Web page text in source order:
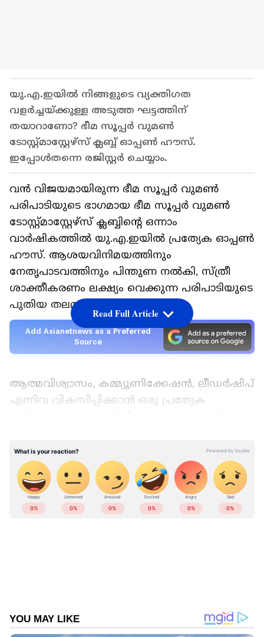
യു.എ.ഇയിൽ നിങ്ങളുടെ വ്യക്തി​ഗത
വളർച്ചയ്ക്കുള്ള അടുത്ത ഘട്ടത്തിന്
തയാറാണോ? ഭീമ സൂപ്പർ വുമൺ
ടോസ്റ്റ്മാസ്റ്റേഴ്സ് ക്ലബ്ബ് ഓപ്പൺ ഹൗസ്.
ഇപ്പോൾതന്നെ രജിസ്റ്റർ ചെയ്യാം.
വൻ വിജയമായിരുന്ന ഭീമ സൂപ്പർ വുമൺ
പരിപാടിയുടെ ഭാ​ഗമായ ഭീമ സൂപ്പർ വുമൺ
ടോസ്റ്റ്മാസ്റ്റേഴ്സ് ക്ലബ്ബിന്റെ ഒന്നാം
വാർഷികത്തിൽ യു.എ.ഇയിൽ പ്രത്യേക ഓപ്പൺ
ഹൗസ്. ആശയവിനിമയത്തിനും
നേതൃപാടവത്തിനും പിന്തുണ നൽകി, സ്ത്രീ
ശാക്തീകരണം ലക്ഷ്യം വെക്കുന്ന പരിപാടിയുടെ
പുതിയ തലമാണ് ഓപ്പൺ ഹൗസ്.
Add Asianetnews as a Preferred
Source
ആത്മവിശ്വാസം, കമ്മ്യൂണിക്കേഷൻ, ലീഡർഷിപ്
എന്നിവ വികസിപ്പിക്കാൻ ഒരു പ്രത്യേക
വർഷത്തിനുള്ളിൽ ഈ ക്ലബ് സ്ത്രീകളുടെ
പ്രാതിനിധ്യംകൊണ്ട് ശക്തമായ ഒരു വേദിയായി
മാറി. നിരവധി സ്ത്രീകൾക്ക് അവരുടേതെന്ന്
പറയാനാകുന്ന ഒരു കൂട്ടായ്മ രൂപീകരിക്കാനും
ഇതിലൂടെ കഴിഞ്ഞു.
Read Full Article